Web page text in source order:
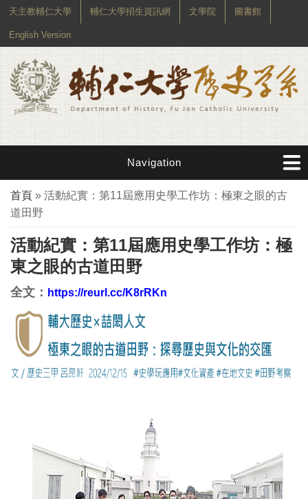
天主教輔仁大學 輔仁大學招生資訊網 文學院 圖書館
English Version
Navigation
您在這裡
首頁 » 活動紀實：第11屆應用史學工作坊：極東之眼的古
道田野
活動紀實：第11屆應用史學工作坊：極
東之眼的古道田野
全文： https://reurl.cc/K8rRKn